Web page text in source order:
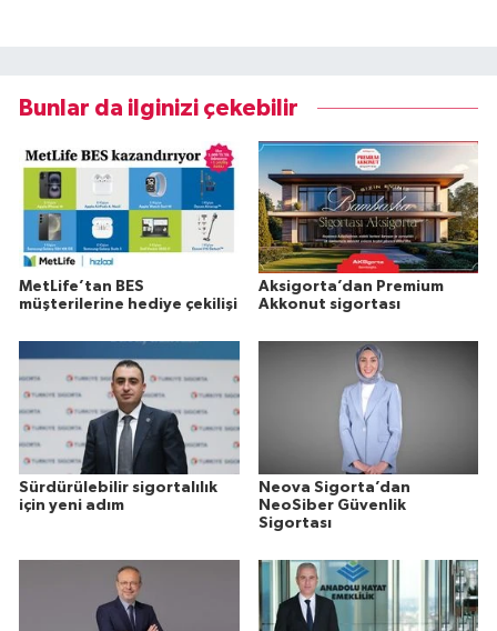
Bunlar da ilginizi çekebilir
MetLife’tan BES
müşterilerine hediye çekilişi
Aksigorta’dan Premium
Akkonut sigortası
Sürdürülebilir sigortalılık
için yeni adım
Neova Sigorta’dan
NeoSiber Güvenlik
Sigortası